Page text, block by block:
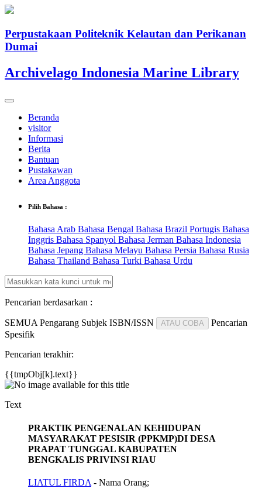
Perpustakaan Politeknik Kelautan dan Perikanan
Dumai
Archivelago Indonesia Marine Library
Beranda
visitor
Informasi
Berita
Bantuan
Pustakawan
Area Anggota
Pilih Bahasa :
Bahasa Arab Bahasa Bengal Bahasa Brazil Portugis Bahasa
Inggris Bahasa Spanyol Bahasa Jerman Bahasa Indonesia
Bahasa Jepang Bahasa Melayu Bahasa Persia Bahasa Rusia
Bahasa Thailand Bahasa Turki Bahasa Urdu
Pencarian berdasarkan :
SEMUA Pengarang Subjek ISBN/ISSN ATAU COBA
Pencarian
Spesifik
Pencarian terakhir:
{{tmpObj[k].text}}
Text
PRAKTIK PENGENALAN KEHIDUPAN
MASYARAKAT PESISIR (PPKMP)DI DESA
PRAPAT TUNGGAL KABUPATEN
BENGKALIS PRIVINSI RIAU
LIATUL FIRDA - Nama Orang;